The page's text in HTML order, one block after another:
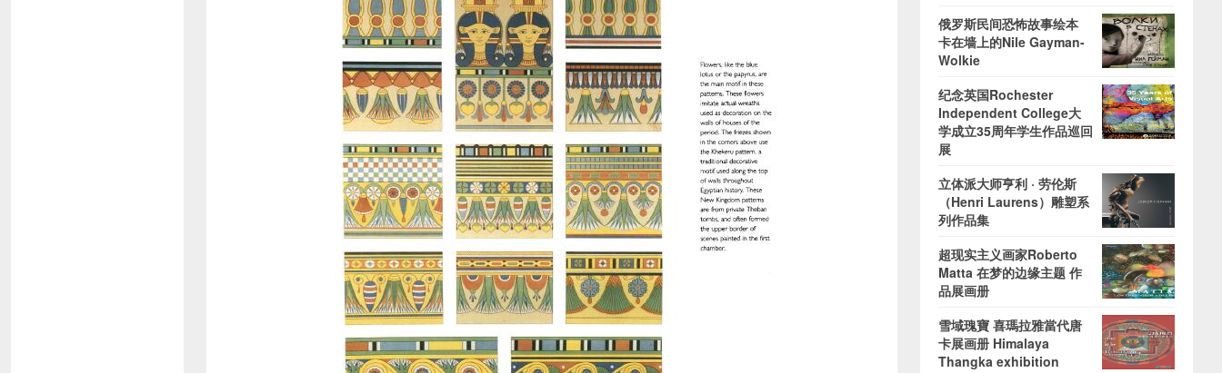
俄罗斯民间恐怖故事绘本
卡在墙上的Nile Gayman-
Wolkie
纪念英国Rochester
Independent College大
学成立35周年学生作品巡回
展
立体派大师亨利 · 劳伦斯
（Henri Laurens）雕塑系
列作品集
超现实主义画家Roberto
Matta 在梦的边缘主题 作
品展画册
雪域瑰寶 喜瑪拉雅當代唐
卡展画册 Himalaya
Thangka exhibition